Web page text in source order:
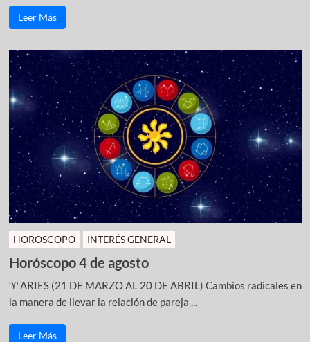
Leer Más
HOROSCOPO INTERÉS GENERAL
Horóscopo 4 de agosto
♈ ARIES (21 DE MARZO AL 20 DE ABRIL) Cambios radicales en
la manera de llevar la relación de pareja ...
Leer Más